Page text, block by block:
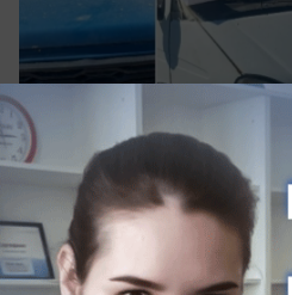
вчера в 21:25